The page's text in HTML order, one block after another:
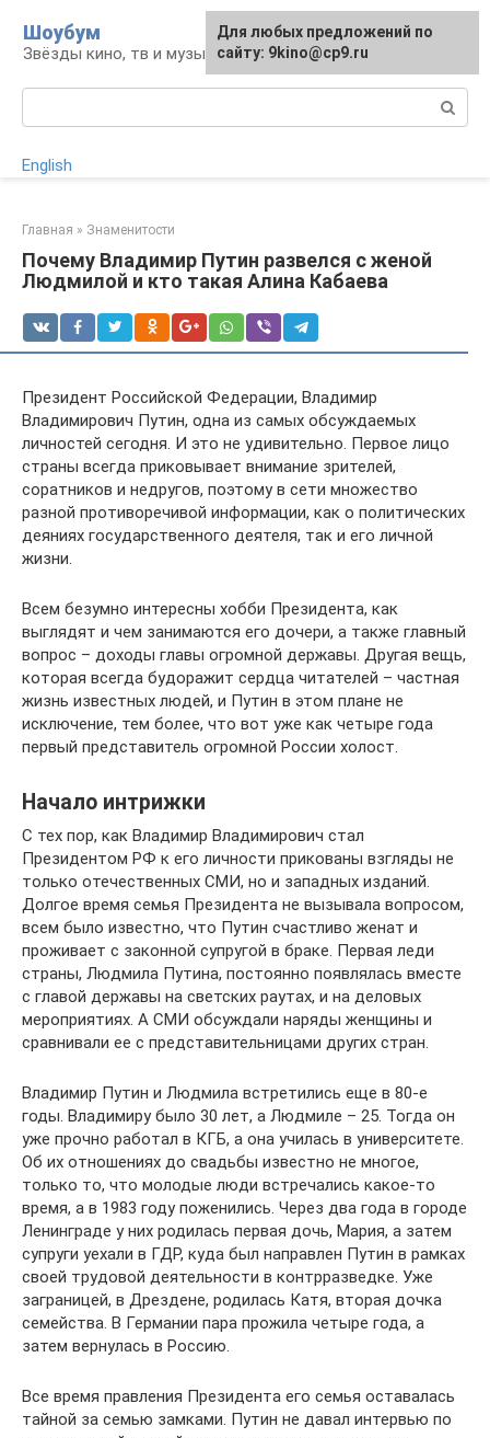
контенту
Шоубум
Звёзды кино, тв и музыки
English
Главная » Знаменитости
Почему Владимир Путин развелся с женой
Людмилой и кто такая Алина Кабаева
Президент Российской Федерации, Владимир
Владимирович Путин, одна из самых обсуждаемых
личностей сегодня. И это не удивительно. Первое лицо
страны всегда приковывает внимание зрителей,
соратников и недругов, поэтому в сети множество
разной противоречивой информации, как о политических
деяниях государственного деятеля, так и его личной
жизни.
Всем безумно интересны хобби Президента, как
выглядят и чем занимаются его дочери, а также главный
вопрос – доходы главы огромной державы. Другая вещь,
которая всегда будоражит сердца читателей – частная
жизнь известных людей, и Путин в этом плане не
исключение, тем более, что вот уже как четыре года
первый представитель огромной России холост.
Начало интрижки
С тех пор, как Владимир Владимирович стал
Президентом РФ к его личности прикованы взгляды не
только отечественных СМИ, но и западных изданий.
Долгое время семья Президента не вызывала вопросом,
всем было известно, что Путин счастливо женат и
проживает с законной супругой в браке. Первая леди
страны, Людмила Путина, постоянно появлялась вместе
с главой державы на светских раутах, и на деловых
мероприятиях. А СМИ обсуждали наряды женщины и
сравнивали ее с представительницами других стран.
Владимир Путин и Людмила встретились еще в 80-е
годы. Владимиру было 30 лет, а Людмиле – 25. Тогда он
уже прочно работал в КГБ, а она училась в университете.
Об их отношениях до свадьбы известно не многое,
только то, что молодые люди встречались какое-то
время, а в 1983 году поженились. Через два года в городе
Ленинграде у них родилась первая дочь, Мария, а затем
супруги уехали в ГДР, куда был направлен Путин в рамках
своей трудовой деятельности в контрразведке. Уже
заграницей, в Дрездене, родилась Катя, вторая дочка
семейства. В Германии пара прожила четыре года, а
затем вернулась в Россию.
Все время правления Президента его семья оставалась
тайной за семью замками. Путин не давал интервью по
Для любых предложений по
сайту: 9kino@cp9.ru